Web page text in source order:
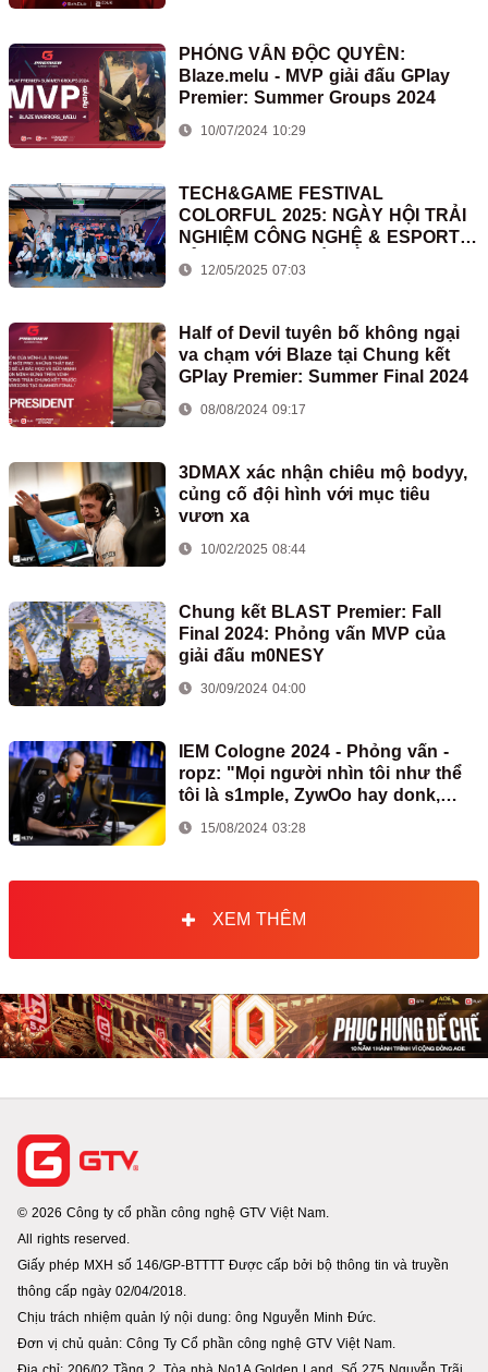
PHỎNG VẤN ĐỘC QUYỀN:
Blaze.melu - MVP giải đấu GPlay
Premier: Summer Groups 2024
10/07/2024 10:29
TECH&GAME FESTIVAL
COLORFUL 2025: NGÀY HỘI TRẢI
NGHIỆM CÔNG NGHỆ & ESPORTS
ĐỈNH CAO TẠI HÀ NỘI
12/05/2025 07:03
Half of Devil tuyên bố không ngại
va chạm với Blaze tại Chung kết
GPlay Premier: Summer Final 2024
08/08/2024 09:17
3DMAX xác nhận chiêu mộ bodyy,
củng cố đội hình với mục tiêu
vươn xa
10/02/2025 08:44
Chung kết BLAST Premier: Fall
Final 2024: Phỏng vấn MVP của
giải đấu m0NESY
30/09/2024 04:00
IEM Cologne 2024 - Phỏng vấn -
ropz: "Mọi người nhìn tôi như thể
tôi là s1mple, ZywOo hay donk,
nhưng tôi không phải"
15/08/2024 03:28
XEM THÊM
© 2026 Công ty cổ phần công nghệ GTV Việt Nam.
All rights reserved.
Giấy phép MXH số 146/GP-BTTTT Được cấp bởi bộ thông tin và truyền
thông cấp ngày 02/04/2018.
Chịu trách nhiệm quản lý nội dung: ông Nguyễn Minh Đức.
Đơn vị chủ quản: Công Ty Cổ phần công nghệ GTV Việt Nam.